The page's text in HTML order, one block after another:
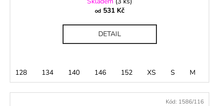
od 531 Kč
DETAIL
128 134 140 146 152 XS S M
Kód: 1586/116